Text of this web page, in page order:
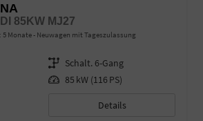
85KW MJ27
5 Monate Neuwagen mit Tageszulassung
Getriebe Schalt. 6-Gang
Leistung 85 kW (116 PS)
Details